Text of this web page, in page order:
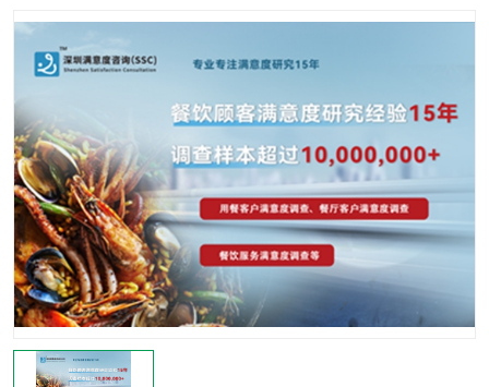
公共事务满意度调查 餐饮业满意度调查
营商环境满意度 员工满意度
服务满意度调查 汽车行业满意度